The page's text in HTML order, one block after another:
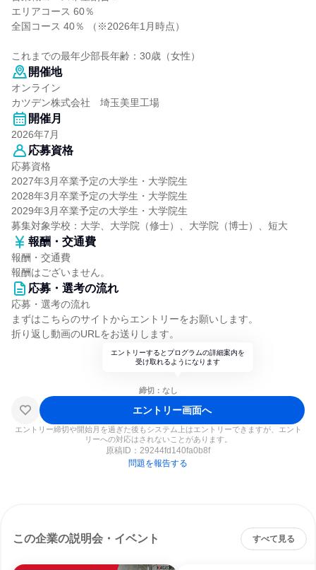
エリアコース 60％
全国コース 40％ （※2026年1月時点）
これまでの最年少部長年齢：30歳（女性）
開催地
オンライン
カツデン株式会社 埼玉美里工場
開催月
2026年7月
応募資格
応募資格
2027年3月卒業予定の大学生・大学院生
2028年3月卒業予定の大学生・大学院生
2029年3月卒業予定の大学生・大学院生
募集対象学校：大学、大学院（修士）、大学院（博士）、短大
報酬・交通費
報酬・交通費
報酬はございません。
応募・選考の流れ
応募・選考の流れ
まずはこちらのサイトからエントリーをお願いします。
折り返し動画のURLをお送りします。
エントリーするとプログラムの詳細案内を
受け取れるようになります
締切：なし
エントリー画面へ
エントリー締切や開始月を過ぎた後もシステム上はエントリーできますが、エント
リーへの対応はされないことがあります。
原稿ID： 29244fd140fa0b8f
問題を報告する
この企業の説明会・イベント すべて見る